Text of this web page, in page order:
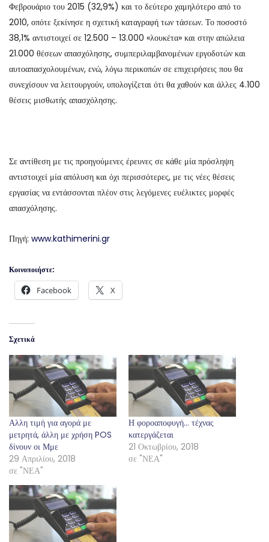
Φεβρουάριο του 2015 (32,9%) και το δεύτερο χαμηλότερο από το
2010, οπότε ξεκίνησε η σχετική καταγραφή των τάσεων. Το ποσοστό
38,1% αντιστοιχεί σε 12.500 – 13.000 «λουκέτα» και στην απώλεια
21.000 θέσεων απασχόλησης, συμπεριλαμβανομένων εργοδοτών και
αυτοαπασχολουμένων, ενώ, λόγω περικοπών σε επιχειρήσεις που θα
συνεχίσουν να λειτουργούν, υπολογίζεται ότι θα χαθούν και άλλες 4.100
θέσεις μισθωτής απασχόλησης.
Σε αντίθεση με τις προηγούμενες έρευνες σε κάθε μία πρόσληψη
αντιστοιχεί μία απόλυση και όχι περισσότερες, με τις νέες θέσεις
εργασίας να εντάσσονται πλέον στις λεγόμενες ευέλικτες μορφές
απασχόλησης.
Πηγή: www.kathimerini.gr
Κοινοποιήστε:
Facebook X
Σχετικά
Αλλη τιμή για αγορά με
μετρητά, άλλη με χρήση POS
δίνουν οι Μμε
29 Απριλίου, 2018
σε "ΝΕΑ"
Η φοροαποφυγή… τέχνας
κατεργάζεται
21 Οκτωβρίου, 2018
σε "ΝΕΑ"